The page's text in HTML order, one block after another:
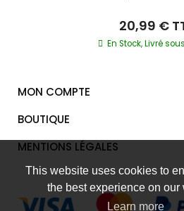
This website uses cookies to
the best experience on our
Learn more
20,99 €
En Stock, Livré
MON COMPTE
BOUTIQUE
MENTIONS LÉGALES